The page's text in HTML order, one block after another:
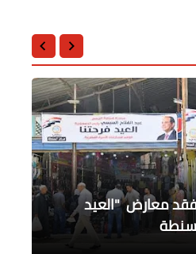
معارض "العيد
في رمضان في
الدولة يهنىء
القرآن الكريم
شبين القناطر .
تنتظر الزوار بعيد